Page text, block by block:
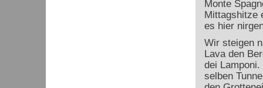
Monte
Mittagshitze
es hier
Wir steigen
Lava den
dei
selben